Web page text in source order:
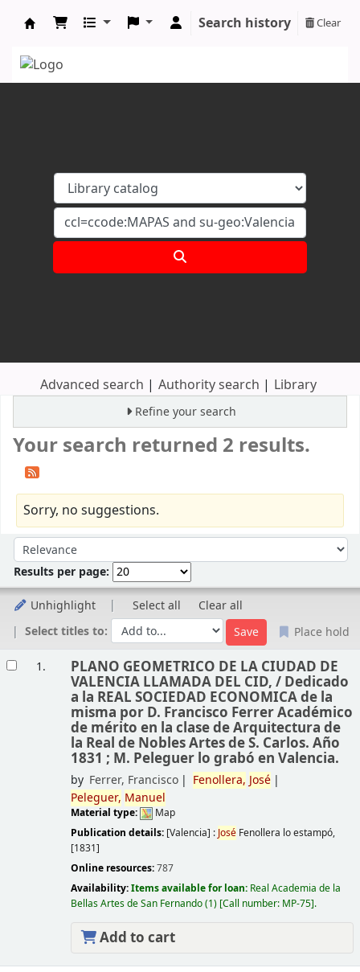
Search history Clear
Advanced search Authority search Library
Refine your search
Your search returned 2 results.
Sorry, no suggestions.
Sort by:
Results per page:
Unhighlight Select all
Clear all
Select titles to:
Place hold
1. PLANO GEOMETRICO DE LA CIUDAD DE
VALENCIA LLAMADA DEL CID, / Dedicado
a la REAL SOCIEDAD ECONOMICA de la
misma por D. Francisco Ferrer Académico
de mérito en la clase de Arquitectura de
la Real de Nobles Artes de S. Carlos. Año
1831 ; M. Peleguer lo grabó en Valencia.
by Ferrer, Francisco Fenollera, José
Peleguer, Manuel
Material type:
Map
Publication details: [Valencia] : JoséFenollera lo estampó,
[1831]
Online resources:787
Availability:Items available for loan: Real Academia de la
Bellas Artes de San Fernando(1) Call number: MP-75 .
Add to cart